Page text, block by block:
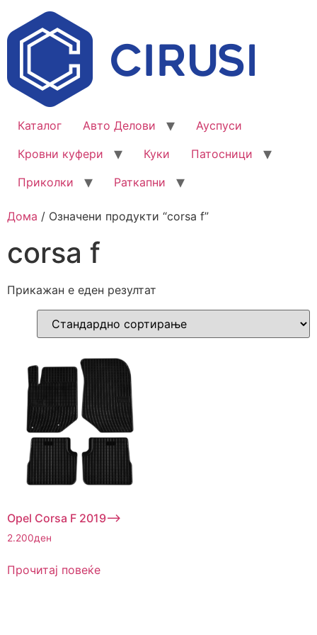
Каталог Авто Делови
Ауспуси
Кровни куфери
Куки
Патосници
Приколки
Раткапни
Дома / Означени продукти “corsa f”
corsa f
Прикажан е еден резултат
Opel Corsa F 2019–>
2.200ден
Прочитај повеќе